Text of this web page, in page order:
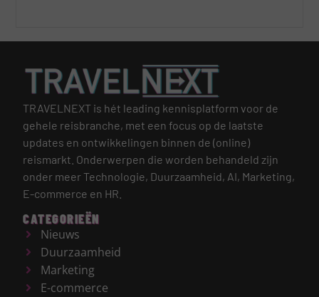
TRAVELNEXT is hét leading kennisplatform voor de
gehele reisbranche, met een focus op de laatste
updates en ontwikkelingen binnen de (online)
reismarkt. Onderwerpen die worden behandeld zijn
onder meer Technologie, Duurzaamheid, AI, Marketing,
E-commerce en HR.
CATEGORIEËN
Nieuws
Duurzaamheid
Marketing
E-commerce